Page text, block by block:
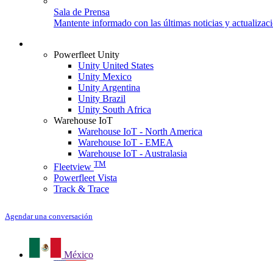
Sala de Prensa
Mantente informado con las últimas noticias y
Powerfleet Unity
Unity United States
Unity Mexico
Unity Argentina
Unity Brazil
Unity South Africa
Warehouse IoT
Warehouse IoT - North America
Warehouse IoT - EMEA
Warehouse IoT - Australasia
Fleetview TM
Powerfleet Vista
Track & Trace
Agendar una conversación
México